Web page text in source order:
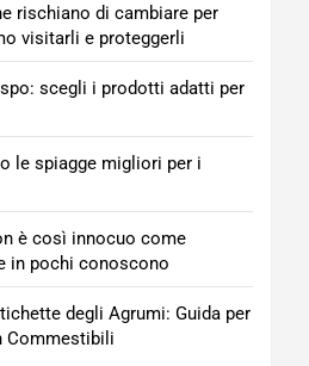
rischiano di cambiare per
visitarli e proteggerli
scegli i prodotti adatti per
le spiagge migliori per i
è così innocuo come
in pochi conoscono
degli Agrumi: Guida per
Commestibili